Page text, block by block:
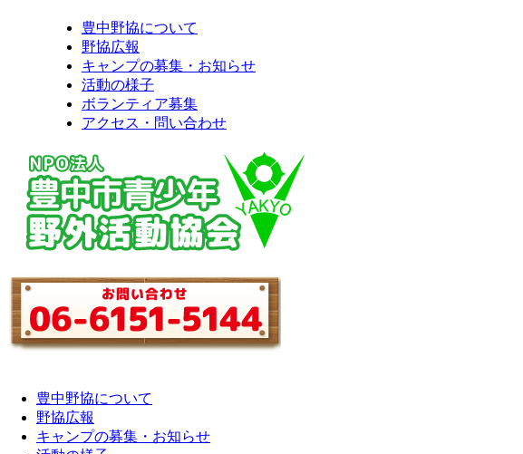
豊中野協について
野協広報
キャンプの募集・お知らせ
活動の様子
ボランティア募集
アクセス・問い合わせ
豊中野協について
野協広報
キャンプの募集・お知らせ